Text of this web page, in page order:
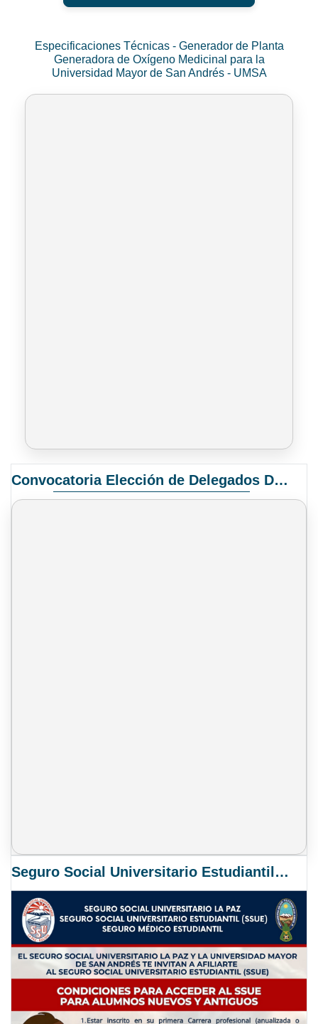
Especificaciones Técnicas - Generador de Planta
Generadora de Oxígeno Medicinal para la
Universidad Mayor de San Andrés - UMSA
Convocatoria Elección de Delegados Docentes para el XIV Congreso Nacional de Universidades
Seguro Social Universitario Estudiantil SSUE